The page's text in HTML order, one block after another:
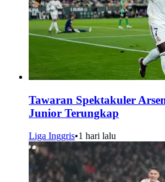
Tawaran Spektakuler
Junior Terungkap
Liga Inggris•1 hari lalu